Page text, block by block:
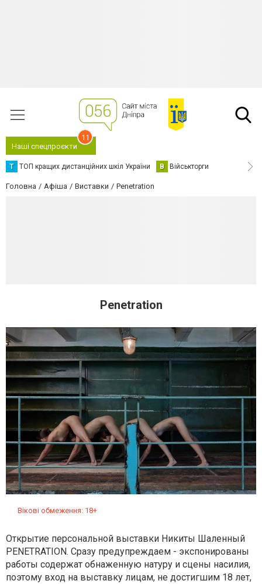
Наші спецпроєкти
11
Т ТОП кращих дистанційних шкіл України В Військторги
Головна Афіша Виставки Penetration
Penetration
Вікові обмеження: 18+
Открытие персональной выставки Никиты Шаленный
PENETRATION. Сразу предупреждаем - экспонированы
работы содержат обнаженную натуру и сцены насилия,
поэтому вход на выставку лицам, не достигшим 18 лет,